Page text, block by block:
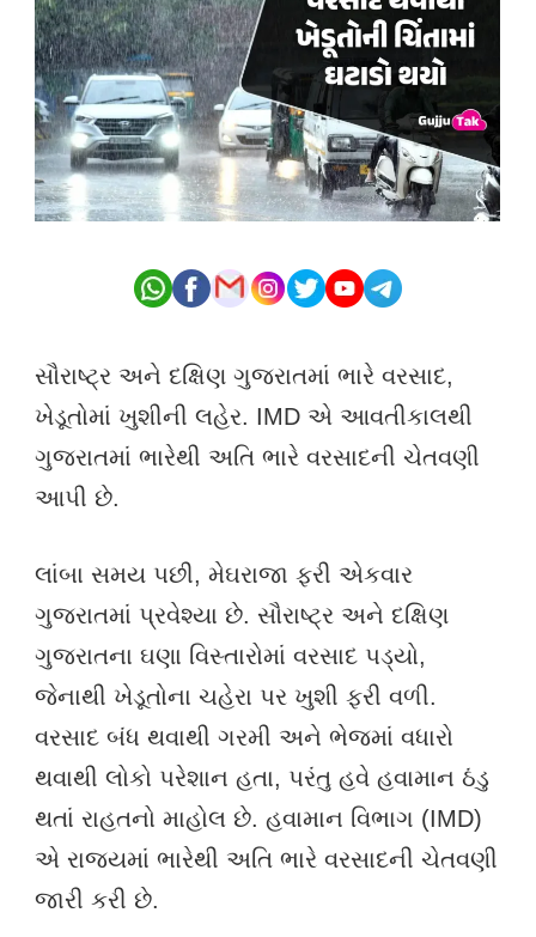
સૌરાષ્ટ્ર અને દક્ષિણ ગુજરાતમાં ભારે વરસાદ,
ખેડૂતોમાં ખુશીની લહેર. IMD એ આવતીકાલથી
ગુજરાતમાં ભારેથી અતિ ભારે વરસાદની ચેતવણી
આપી છે.
લાંબા સમય પછી, મેઘરાજા ફરી એકવાર
ગુજરાતમાં પ્રવેશ્યા છે. સૌરાષ્ટ્ર અને દક્ષિણ
ગુજરાતના ઘણા વિસ્તારોમાં વરસાદ પડ્યો,
જેનાથી ખેડૂતોના ચહેરા પર ખુશી ફરી વળી.
વરસાદ બંધ થવાથી ગરમી અને ભેજમાં વધારો
થવાથી લોકો પરેશાન હતા, પરંતુ હવે હવામાન ઠંડુ
થતાં રાહતનો માહોલ છે. હવામાન વિભાગ (IMD)
એ રાજ્યમાં ભારેથી અતિ ભારે વરસાદની ચેતવણી
જારી કરી છે.